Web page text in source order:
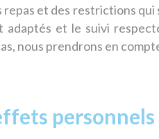
repas et des restrictions
adaptés et le suivi
nous prendrons en